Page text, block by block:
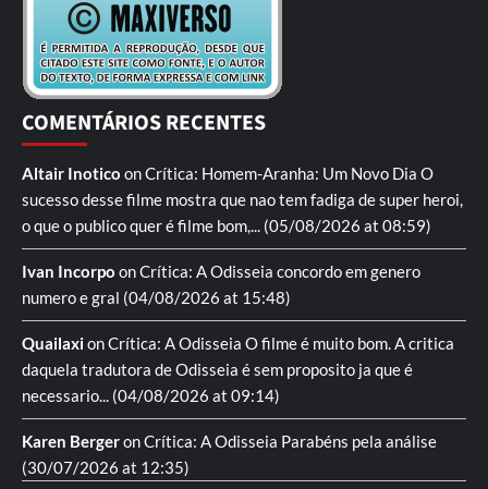
COMENTÁRIOS RECENTES
Altair Inotico onCrítica: Homem-Aranha: Um Novo Dia O
sucesso desse filme mostra que nao tem fadiga de super heroi,
o que o publico quer é filme bom,... (05/08/2026 at 08:59)
Ivan Incorpo onCrítica: A Odisseia concordo em genero
numero e gral (04/08/2026 at 15:48)
QuailaxionCrítica: A Odisseia O filme é muito bom. A critica
daquela tradutora de Odisseia é sem proposito ja que é
necessario... (04/08/2026 at 09:14)
Karen BergeronCrítica: A Odisseia Parabéns pela análise
(30/07/2026 at 12:35)